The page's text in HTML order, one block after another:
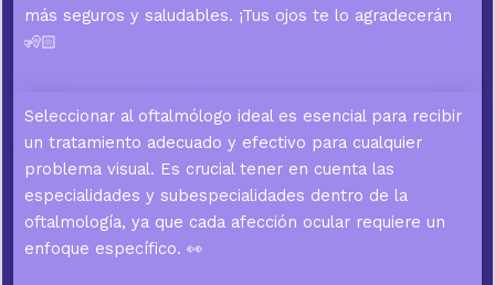
más seguros y saludables. ¡Tus ojos te lo agradecerán
🧏🏻
Seleccionar al oftalmólogo ideal es esencial para recibir
un tratamiento adecuado y efectivo para cualquier
problema visual. Es crucial tener en cuenta las
especialidades y subespecialidades dentro de la
oftalmología, ya que cada afección ocular requiere un
enfoque específico. 👀